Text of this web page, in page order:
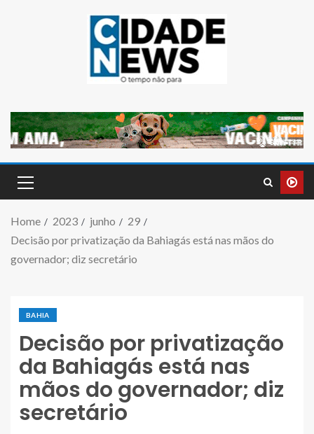
Home 2023 junho
29
Decisão por privatização da Bahiagás está nas mãos do
governador; diz secretário
BAHIA
Decisão por privatização
da Bahiagás está nas
mãos do governador; diz
secretário